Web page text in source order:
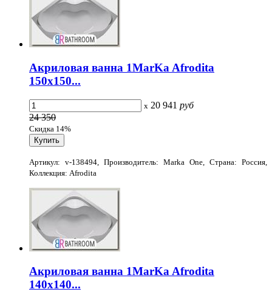
Акриловая ванна 1MarKa Afrodita
150x150...
x 20 941 руб
24 350
Скидка 14%
Артикул: v-138494, Производитель: Marka One, Страна: Россия,
Коллекция: Afrodita
Акриловая ванна 1MarKa Afrodita
140x140...